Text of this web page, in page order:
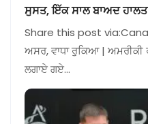
ਸੁਸਤ, ਇੱਕ ਸਾਲ ਬਾਅਦ ਹਾਲਤ
Share this post
ਅਸਰ, ਵਾਧਾ ਰੁਕਿਆ |
ਲਗਾਏ ਗਏ…